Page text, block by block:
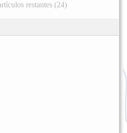
restantes (24)